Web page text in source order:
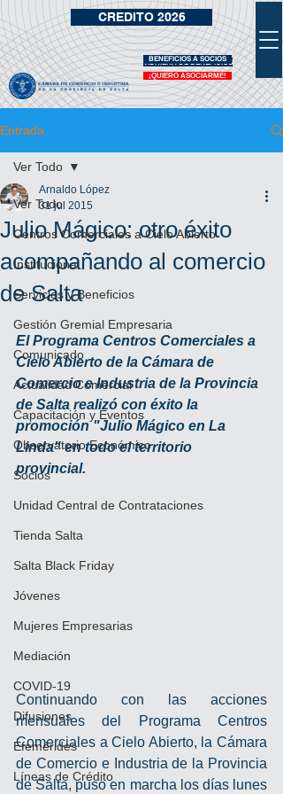
¡QUIERO ASOCIARME!
VIDRIERA DE BENEFICIOS
BENEFICIOS A SOCIOS
CREDITO 2026
Entrada
Ver Todo
Centros Comerciales a Cielo Abierto
Institucional
Servicios y Beneficios
Gestión Gremial Empresaria
Comunicado
Actualidad Comercial
Capacitación y Eventos
Observatorio Económico
Socios
Unidad Central de Contrataciones
Tienda Salta
Salta Black Friday
Jóvenes
Mujeres Empresarias
Mediación
COVID-19
Difusiones
Efemérides
Líneas de Crédito
Ver Todo
Julio Mágico: otro éxito
acompañando al comercio
de Salta
Arnaldo López
31 jul 2015
El Programa Centros Comerciales a
Cielo Abierto de la Cámara de
Comercio e Industria de la Provincia
de Salta realizó con éxito la
promoción "Julio Mágico en La
Linda" en todo el territorio
provincial.
Continuando con las acciones
mensuales del Programa Centros
Comerciales a Cielo Abierto, la Cámara
de Comercio e Industria de la Provincia
de Salta, puso en marcha los días lunes